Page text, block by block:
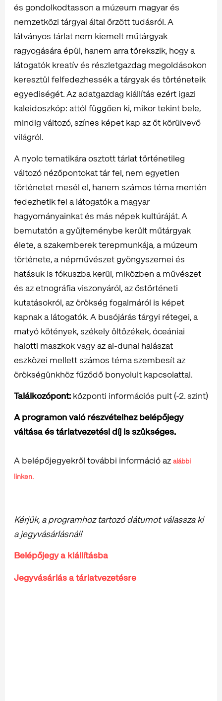
és gondolkodtasson a múzeum magyar és
nemzetközi tárgyai által őrzött tudásról. A
látványos tárlat nem kiemelt műtárgyak
ragyogására épül, hanem arra törekszik, hogy a
látogatók kreatív és részletgazdag megoldásokon
keresztül felfedezhessék a tárgyak és történeteik
egyediségét. Az adatgazdag kiállítás ezért igazi
kaleidoszkóp: attól függően ki, mikor tekint bele,
mindig változó, színes képet kap az őt körülvevő
világról.
A nyolc tematikára osztott tárlat történetileg
változó nézőpontokat tár fel, nem egyetlen
történetet mesél el, hanem számos téma mentén
fedezhetik fel a látogatók a magyar
hagyományainkat és más népek kultúráját. A
bemutatón a gyűjteménybe került műtárgyak
élete, a szakemberek terepmunkája, a múzeum
története, a népművészet gyöngyszemei és
hatásuk is fókuszba kerül, miközben a művészet
és az etnográfia viszonyáról, az őstörténeti
kutatásokról, az örökség fogalmáról is képet
kapnak a látogatók. A busójárás tárgyi rétegei, a
matyó kötények, székely öltözékek, óceániai
halotti maszkok vagy az al-dunai halászat
eszközei mellett számos téma szembesít az
örökségünkhöz fűződő bonyolult kapcsolattal.
Találkozópont: központi információs pult (-2. szint)
A programon való részvételhez belépőjegy
váltása és tárlatvezetési díj is szükséges.
A belépőjegyekről további információ az alábbi
linken.
Kérjük, a programhoz tartozó dátumot válassza ki
a jegyvásárlásnál!
Belépőjegy a kiállításba
Jegyvásárlás a tárlatvezetésre